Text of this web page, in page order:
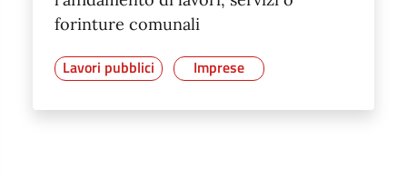
forinture comunali
Lavori pubblici Imprese